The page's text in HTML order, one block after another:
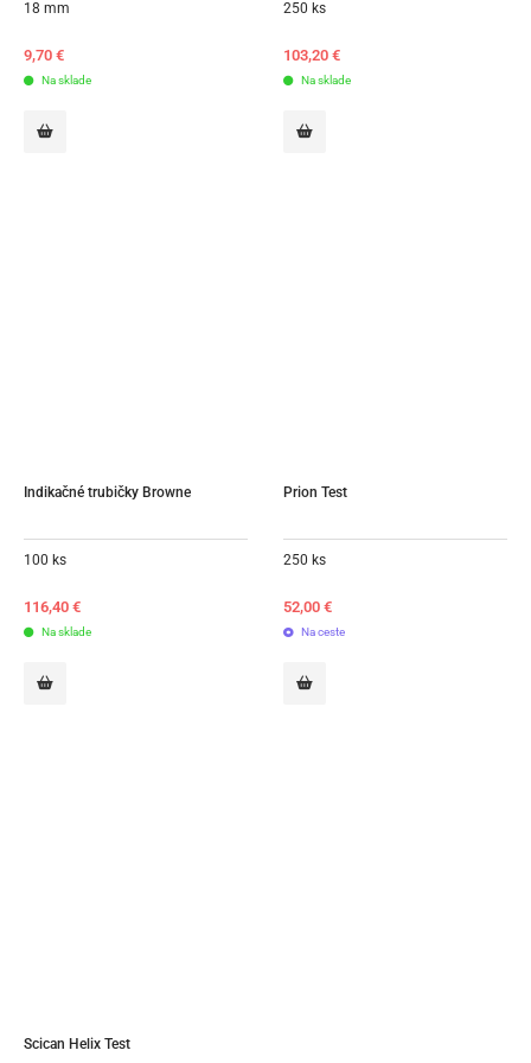
18 mm
9,70 €
Na sklade
250 ks
103,20 €
Na sklade
Indikačné trubičky Browne
100 ks
116,40 €
Na sklade
Prion Test
250 ks
52,00 €
Na ceste
Scican Helix Test